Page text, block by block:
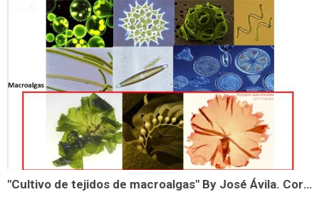
"Cultivo de tejidos de macroalgas" By José Ávila. Corea Del Sur.